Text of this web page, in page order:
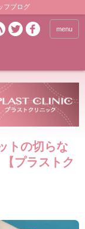
フブログ
menu
トの切らな
プラストク